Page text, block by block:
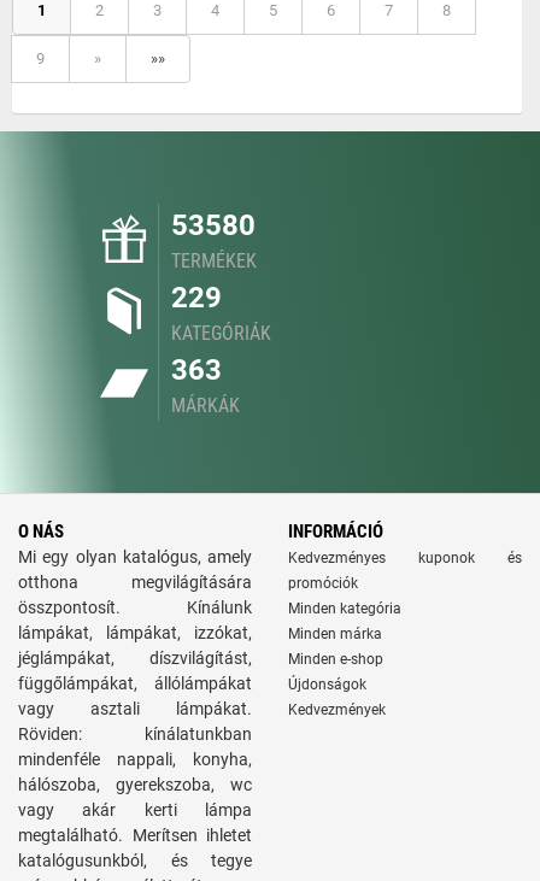
1 2 3 4 5 6 7 8
9 » »»
53580
TERMÉKEK
229
KATEGÓRIÁK
363
MÁRKÁK
O NÁS
Mi egy olyan katalógus, amely
otthona megvilágítására
összpontosít. Kínálunk
lámpákat, lámpákat, izzókat,
jéglámpákat, díszvilágítást,
függőlámpákat, állólámpákat
vagy asztali lámpákat.
Röviden: kínálatunkban
mindenféle nappali, konyha,
hálószoba, gyerekszoba, wc
vagy akár kerti lámpa
megtalálható. Merítsen ihletet
katalógusunkból, és tegye
INFORMÁCIÓ
Kedvezményes kuponok és
promóciók
Minden kategória
Minden márka
Minden e-shop
Újdonságok
Kedvezmények